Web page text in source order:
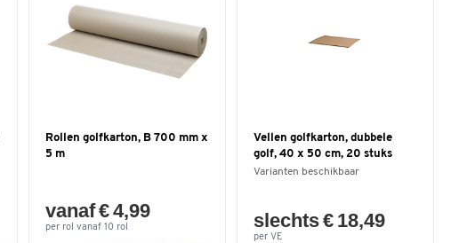
Rollen golfkarton, B 700 mm x
5 m
vanaf € 4,99
per rol vanaf 10 rol
Vellen golfkarton, dubbele
golf, 40 x 50 cm, 20 stuks
Varianten beschikbaar
slechts € 18,49
per VE